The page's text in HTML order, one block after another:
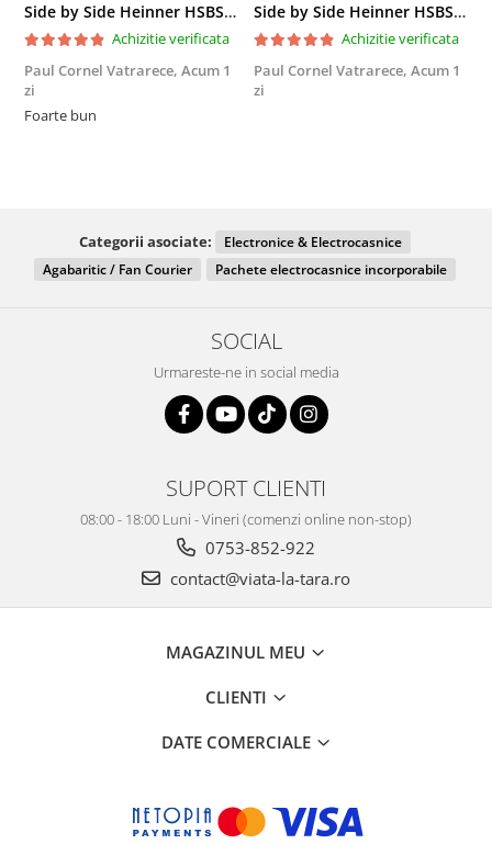
Side by Side Heinner HSBS-HM439NFINVDGWDE++, Total No Frost, Compresor Inverter, Dozator Apa, Display Touch LED, 439 L, Clasa E, Gri Antracit Texturat
Achizitie verificata
Paul Cornel Vatrarece, Acum 1
zi
Foarte bun
Side by Side Heinner HSBS-HM439NFINVDGWDE++, Total No Frost, Compresor Inverter, Dozator Apa, Display Touch LED, 439 L, Clasa E, Gri Antracit Texturat
Achizitie verificata
Paul Cornel Vatrarece, Acum 1
zi
Categorii asociate:
Electronice & Electrocasnice
Agabaritic / Fan Courier
Pachete electrocasnice incorporabile
SOCIAL
Urmareste-ne in social media
SUPORT CLIENTI
08:00 - 18:00 Luni - Vineri (comenzi online non-stop)
0753-852-922
contact@viata-la-tara.ro
MAGAZINUL MEU
CLIENTI
DATE COMERCIALE